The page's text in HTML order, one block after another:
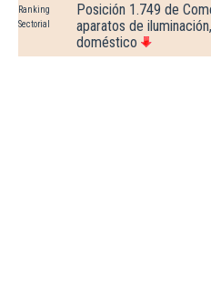
Ranking
Sectorial
Posición 1.749 de
aparatos de
doméstico